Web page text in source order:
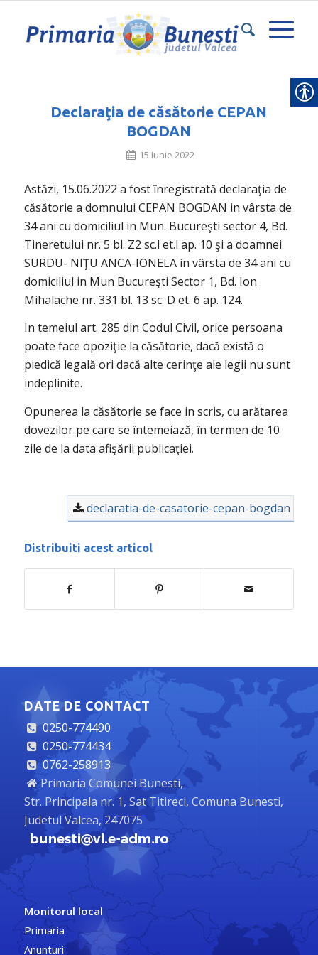
Declaraţia de căsătorie CEPAN
BOGDAN
15 Iunie 2022
Astăzi, 15.06.2022 a fost înregistrată declaraţia de
căsătorie a domnului CEPAN BOGDAN in vârsta de
34 ani cu domiciliul in Mun. Bucureşti sector 4, Bd.
Tineretului nr. 5 bl. Z2 sc.l et.l ap. 10 şi a doamnei
SURDU- NIŢU ANCA-IONELA in vârsta de 34 ani cu
domiciliul in Mun Bucureşti Sector 1, Bd. Ion
Mihalache nr. 331 bl. 13 sc. D et. 6 ap. 124.
In temeiul art. 285 din Codul Civil, orice persoana
poate face opoziţie la căsătorie, dacă există o
piedică legală ori dacă alte cerinţe ale legii nu sunt
indeplinite.
Opunerea la căsătorie se face in scris, cu arătarea
dovezilor pe care se întemeiază, în termen de 10
zile de la data afişării publicaţiei.
declaratia-de-casatorie-cepan-bogdan
Distribuiti acest articol
DATE DE CONTACT
0250-774490
0250-774434
0762-258913
Primaria Comunei Bunesti,
Str. Principala nr. 1, Sat Titireci, Comuna Bunesti,
Judetul Valcea, 247075
Monitorul local
Primaria
Anunturi